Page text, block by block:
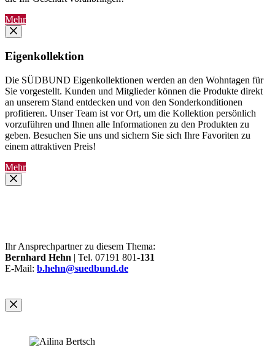
Mehr
Eigenkollektion
Die SÜDBUND Eigenkollektionen werden an den Wohntagen für
Sie vorgestellt. Kunden und Mitglieder können die Produkte direkt
an unserem Stand entdecken und von den Sonderkonditionen
profitieren. Unser Team ist vor Ort, um die Kollektion persönlich
vorzuführen und Ihnen alle Informationen zu den Produkten zu
geben. Besuchen Sie uns und sichern Sie sich Ihre Favoriten zu
einem attraktiven Preis!
Mehr
Ihr Ansprechpartner zu diesem Thema:
Bernhard Hehn | Tel. 07191 801-131
E-Mail: b.hehn@suedbund.de